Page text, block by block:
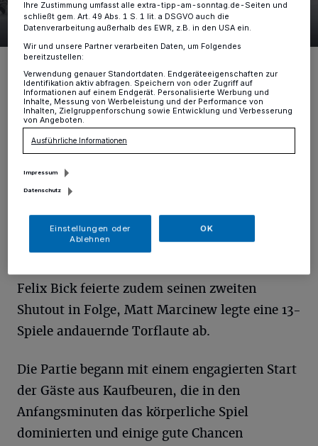
34 Bilder
5:0 Heimerfolg
Von der Redaktion
D ie Mannschaft von Thomas Popiesch
geschlossene Mannschaftsleistung und zeigte
ab dem zweiten Drittel klare Überlegenheit.
Felix Bick feierte zudem seinen zweiten
Shutout in Folge, Matt Marcinew legte eine 13-
Spiele andauernde Torflaute ab.
Die Partie begann mit einem engagierten Start
der Gäste aus Kaufbeuren, die in den
Anfangsminuten das körperliche Spiel
dominierten und einige gute Chancen
Ihre Zustimmung umfasst alle extra-tipp-am-sonntag.de-Seiten und
schließt gem. Art. 49 Abs. 1 S. 1 lit. a DSGVO auch die
Datenverarbeitung außerhalb des EWR, z.B. in den USA ein.
Wir und unsere Partner verarbeiten Daten, um Folgendes
bereitzustellen:
Verwendung genauer Standortdaten. Endgeräteeigenschaften zur
Identifikation aktiv abfragen. Speichern von oder Zugriff auf
Informationen auf einem Endgerät. Personalisierte Werbung und
Inhalte, Messung von Werbeleistung und der Performance von
Inhalten, Zielgruppenforschung sowie Entwicklung und Verbesserung
von Angeboten.
Ausführliche Informationen
Impressum
Datenschutz
Einstellungen oder
Ablehnen
OK